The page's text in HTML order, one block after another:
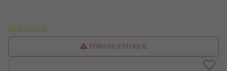
FORA DE ESTOQUE